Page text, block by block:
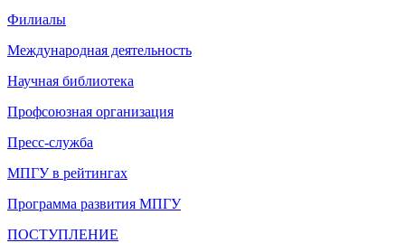
Филиалы
Международная деятельность
Научная библиотека
Профсоюзная организация
Пресс-служба
МПГУ в рейтингах
Программа развития МПГУ
ПОСТУПЛЕНИЕ